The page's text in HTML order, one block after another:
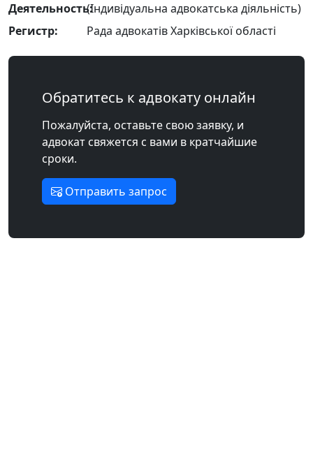
Деятельность:(Індивідуальна адвокатська діяльність)
Регистр:
Рада адвокатів Харківської області
Обратитесь к адвокату онлайн
Пожалуйста, оставьте свою заявку, и
адвокат свяжется с вами в кратчайшие
сроки.
Отправить запрос